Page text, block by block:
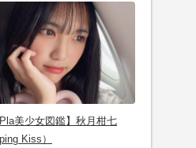
美少女図鑑】秋月柑七
Kiss）